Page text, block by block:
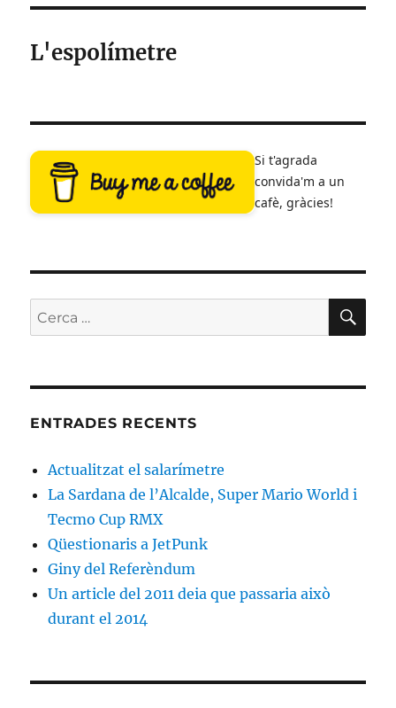
les
entrades
ÜEN
L'espolímetre
Si t'agrada
convida'm a un
cafè, gràcies!
Cerca:
ENTRADES RECENTS
Actualitzat el salarímetre
La Sardana de l’Alcalde, Super Mario World i
Tecmo Cup RMX
Qüestionaris a JetPunk
Giny del Referèndum
Un article del 2011 deia que passaria això
durant el 2014